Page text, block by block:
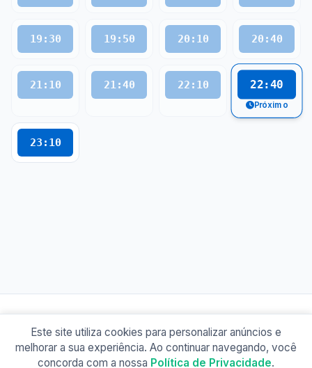
19:30 19:50 20:10 20:40
21:10 21:40 22:10 22:40
Próximo
23:10
© 2026 Busão BR
Sobre Contato Política de Privacidade
Este site utiliza cookies para personalizar anúncios e
melhorar a sua experiência. Ao continuar navegando, você
concorda com a nossa Política de Privacidade.